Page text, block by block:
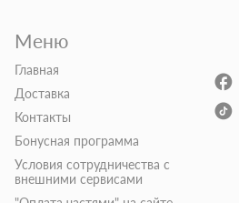
Меню
Главная
Доставка
Контакты
Бонусная программа
Условия сотрудничества с
внешними сервисами